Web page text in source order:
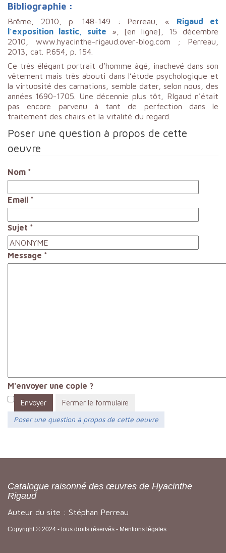
Bibliographie :
Brême, 2010, p. 148-149 : Perreau, « Rigaud et
l’exposition lastic, suite », [en ligne], 15 décembre
2010, www.hyacinthe-rigaud.over-blog.com ; Perreau,
2013, cat. P.654, p. 154.
Ce très élégant portrait d’homme âgé, inachevé dans son
vêtement mais très abouti dans l’étude psychologique et
la virtuosité des carnations, semble dater, selon nous, des
années 1690-1705. Une décennie plus tôt, RIgaud n'était
pas encore parvenu à tant de perfection dans le
traitement des chairs et la vitalité du regard.
Poser une question à propos de cette
oeuvre
Nom *
Email *
Sujet *
Message *
M'envoyer une copie ?
Envoyer
Fermer le formulaire
Poser une question à propos de cette oeuvre
Catalogue raisonné des œuvres de Hyacinthe
Rigaud
Auteur du site : Stéphan Perreau
Copyright © 2024 - tous droits réservés - Mentions légales